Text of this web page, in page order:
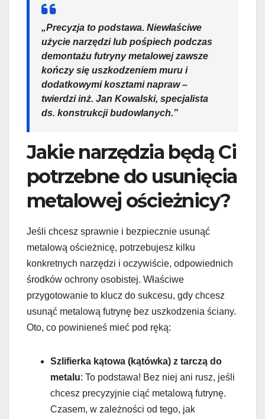
„Precyzja to podstawa. Niewłaściwe
użycie narzędzi lub pośpiech podczas
demontażu futryny metalowej zawsze
kończy się uszkodzeniem muru i
dodatkowymi kosztami napraw –
twierdzi inż. Jan Kowalski, specjalista
ds. konstrukcji budowlanych.”
Jakie narzędzia będą Ci
potrzebne do usunięcia
metalowej ościeżnicy?
Jeśli chcesz sprawnie i bezpiecznie usunąć
metalową ościeżnicę, potrzebujesz kilku
konkretnych narzędzi i oczywiście, odpowiednich
środków ochrony osobistej. Właściwe
przygotowanie to klucz do sukcesu, gdy chcesz
usunąć metalową futrynę bez uszkodzenia ściany.
Oto, co powinieneś mieć pod ręką:
Szlifierka kątowa (kątówka) z tarczą do
metalu: To podstawa! Bez niej ani rusz, jeśli
chcesz precyzyjnie ciąć metalową futrynę.
Czasem, w zależności od tego, jak